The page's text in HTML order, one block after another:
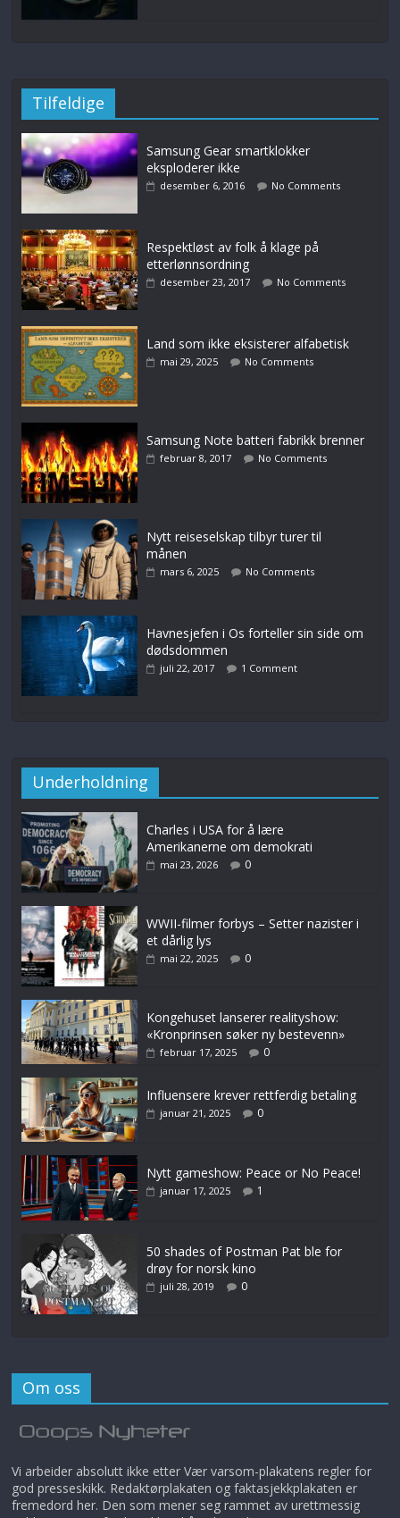
Tilfeldige
Samsung Gear smartklokker
eksploderer ikke
desember 6, 2016 No Comments
Respektløst av folk å klage på
etterlønnsordning
desember 23, 2017 No Comments
Land som ikke eksisterer alfabetisk
mai 29, 2025 No Comments
Samsung Note batteri fabrikk brenner
februar 8, 2017 No Comments
Nytt reiseselskap tilbyr turer til
månen
mars 6, 2025 No Comments
Havnesjefen i Os forteller sin side om
dødsdommen
juli 22, 2017 1 Comment
Underholdning
Charles i USA for å lære
Amerikanerne om demokrati
mai 23, 2026 0
WWII-filmer forbys – Setter nazister i
et dårlig lys
mai 22, 2025 0
Kongehuset lanserer realityshow:
«Kronprinsen søker ny bestevenn»
februar 17, 2025 0
Influensere krever rettferdig betaling
januar 21, 2025 0
Nytt gameshow: Peace or No Peace!
januar 17, 2025 1
50 shades of Postman Pat ble for
drøy for norsk kino
juli 28, 2019 0
Om oss
Vi arbeider absolutt ikke etter Vær varsom-plakatens regler for
god presseskikk. Redaktørplakaten og faktasjekkplakaten er
fremedord her. Den som mener seg rammet av urettmessig